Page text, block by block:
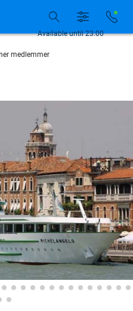
7 dage om ugen
medlemmer
dage om ugen
medlemmer
Available until 23:00